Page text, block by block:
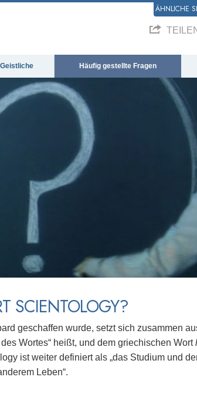
ÄHNLICHE
Häufig gestellte Fragen
SCIENTOLOGY?
geschaffen wurde, setzt sich zusammen
Wortes“ heißt, und dem griechischen Wort
ist weiter definiert als „das Studium und
Leben“.